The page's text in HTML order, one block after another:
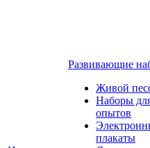
Развивающие
Живой
Наборы
опытов
плакаты